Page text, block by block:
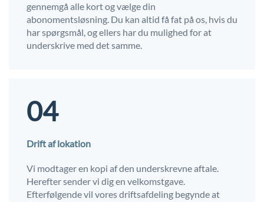
gennemgå alle kort og vælge din
abonomentsløsning. Du kan altid få fat på os, hvis du
har spørgsmål, og ellers har du mulighed for at
underskrive med det samme.
04
Drift af lokation
Vi modtager en kopi af den underskrevne aftale.
Herefter sender vi dig en velkomstgave.
Efterfølgende vil vores driftsafdeling begynde at